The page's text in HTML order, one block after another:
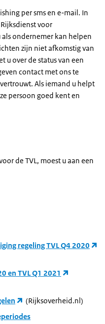
per sms en e-mail. In
voor
ondernemer kan helpen
zijn niet afkomstig van
u over de status van een
contact met ons te
Als iemand u helpt
persoon goed kent en
de TVL, moest u aan een
regeling TVL Q4 2020
en TVL Q1 2021
(Rijksoverheid.nl)